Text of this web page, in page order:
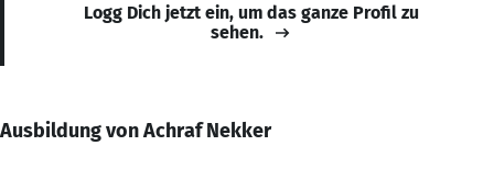
Logg Dich jetzt ein, um das ganze Profil zu
sehen.
Ausbildung von Achraf Nekker